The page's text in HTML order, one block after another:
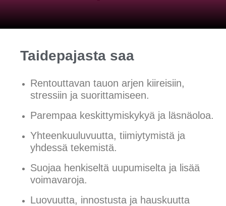
Taidepajasta saa
Rentouttavan tauon arjen kiireisiin,
stressiin ja suorittamiseen.
Parempaa keskittymiskykyä ja läsnäoloa.
Yhteenkuuluvuutta, tiimiytymistä ja
yhdessä tekemistä.
Suojaa henkiseltä uupumiselta ja lisää
voimavaroja.
Luovuutta, innostusta ja hauskuutta